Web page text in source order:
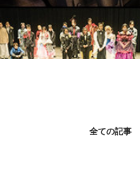
全ての記事